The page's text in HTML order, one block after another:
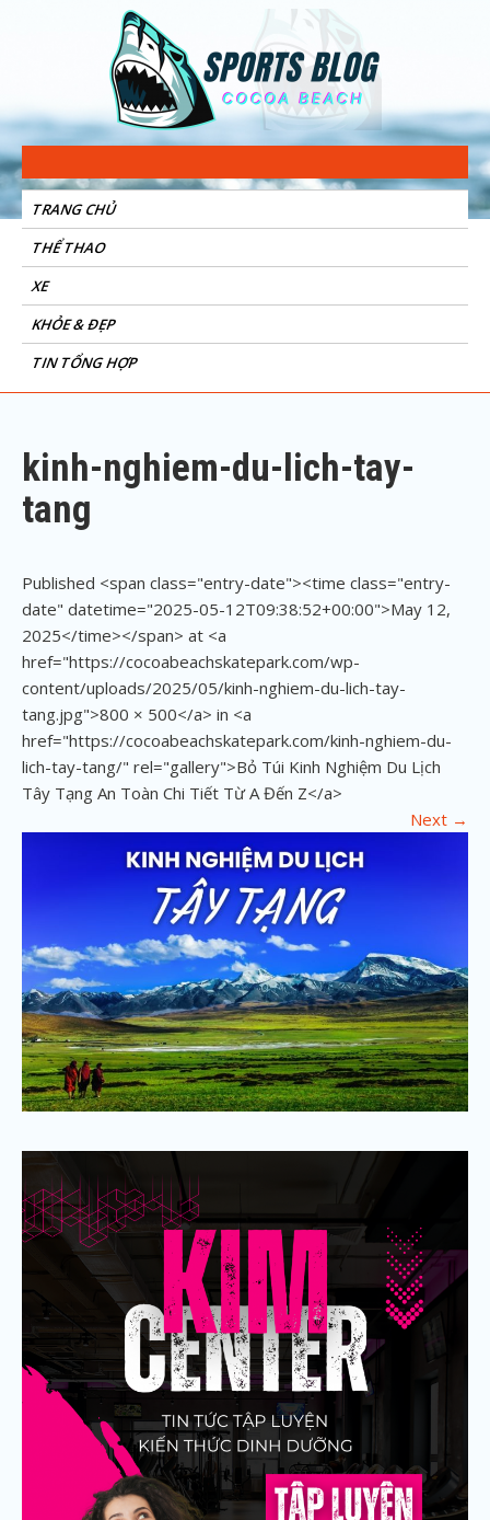
Sports Blog
Cocoa Beach
TRANG CHỦ
THỂ THAO
XE
KHỎE & ĐẸP
TIN TỔNG HỢP
kinh-nghiem-du-lich-tay-
tang
Published <span class="entry-date"><time class="entry-
date" datetime="2025-05-12T09:38:52+00:00">May 12,
2025</time></span> at <a
href="https://cocoabeachskatepark.com/wp-
content/uploads/2025/05/kinh-nghiem-du-lich-tay-
tang.jpg">800 × 500</a> in <a
href="https://cocoabeachskatepark.com/kinh-nghiem-du-
lich-tay-tang/" rel="gallery">Bỏ Túi Kinh Nghiệm Du Lịch
Tây Tạng An Toàn Chi Tiết Từ A Đến Z</a>
Next →